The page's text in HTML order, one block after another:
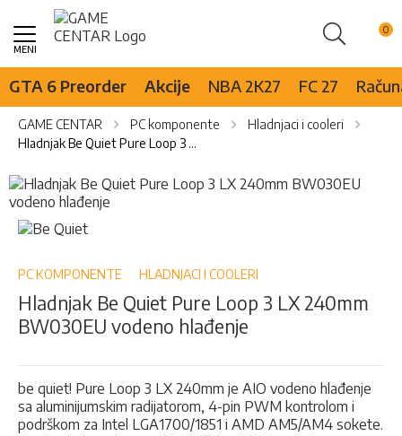
Pretraži
Skip
Content
GTA 6 Preorder Akcije NBA 2K27 FC 27
GAME CENTAR PC komponente
Hladnjaci i cooleri
Hladnjak Be Quiet Pure Loop 3 LX 240mm BW030EU vodeno hlađenje
Skip
to
the
end
the
images
gallery
Skip
to
beginning
the
images
PC KOMPONENTE HLADNJACI I COOLERI
Hladnjak Be Quiet Pure Loop 3 LX 240mm
BW030EU vodeno hlađenje
be quiet! Pure Loop 3 LX 240mm je AIO vodeno hlađenje
sa aluminijumskim radijatorom, 4-pin PWM kontrolom i
podrškom za Intel LGA1700/1851 i AMD AM5/AM4 sokete.